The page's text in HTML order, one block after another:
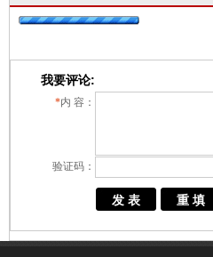
我要评论:
*内 容：
验证码：